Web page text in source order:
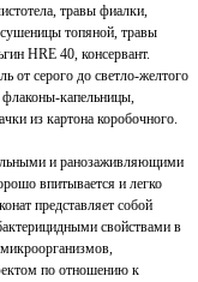
травы фиалки,
топяной, травы
HRE 40, консервант.
от серого до светло-желтого
капельницы,
из картона коробочного.
и ранозаживляющими
впитывается и легко
представляет собой
свойствами в
по отношению к